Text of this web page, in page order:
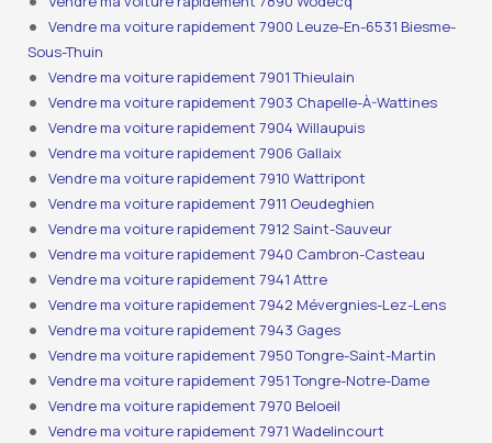
Vendre ma voiture rapidement 7900 Leuze-En-6531 Biesme-
Sous-Thuin
Vendre ma voiture rapidement 7901 Thieulain
Vendre ma voiture rapidement 7903 Chapelle-À-Wattines
Vendre ma voiture rapidement 7904 Willaupuis
Vendre ma voiture rapidement 7906 Gallaix
Vendre ma voiture rapidement 7910 Wattripont
Vendre ma voiture rapidement 7911 Oeudeghien
Vendre ma voiture rapidement 7912 Saint-Sauveur
Vendre ma voiture rapidement 7940 Cambron-Casteau
Vendre ma voiture rapidement 7941 Attre
Vendre ma voiture rapidement 7942 Mévergnies-Lez-Lens
Vendre ma voiture rapidement 7943 Gages
Vendre ma voiture rapidement 7950 Tongre-Saint-Martin
Vendre ma voiture rapidement 7951 Tongre-Notre-Dame
Vendre ma voiture rapidement 7970 Beloeil
Vendre ma voiture rapidement 7971 Wadelincourt